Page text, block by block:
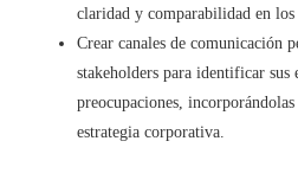
claridad y comparabilidad en los
Crear canales de comunicación
stakeholders para identificar sus
preocupaciones,
estrategia corporativa.